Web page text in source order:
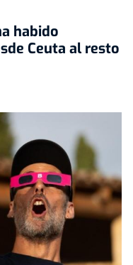
habido
Ceuta al resto